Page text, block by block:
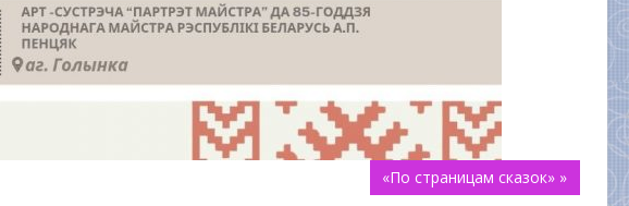
«По страницам сказок» »